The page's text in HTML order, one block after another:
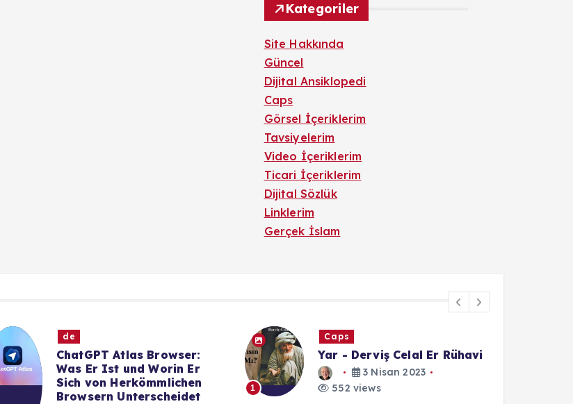
Kategoriler
Site Hakkında
Güncel
Dijital Ansiklopedi
Caps
Görsel İçeriklerim
Tavsiyelerim
Video İçeriklerim
Ticari İçeriklerim
Dijital Sözlük
Linklerim
Gerçek İslam
de
ChatGPT Atlas Browser:
Was Er Ist und Worin Er
Sich von Herkömmlichen
Browsern Unterscheidet
1
Caps
Yar - Derviş Celal Er Rühavi
3 Nisan 2023
552 views